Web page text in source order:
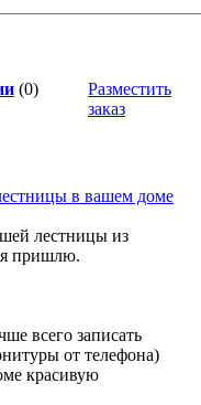
(0)
Разместить
заказ
в вашем доме
лестницы из
я пришлю.
всего записать
от телефона)
красивую